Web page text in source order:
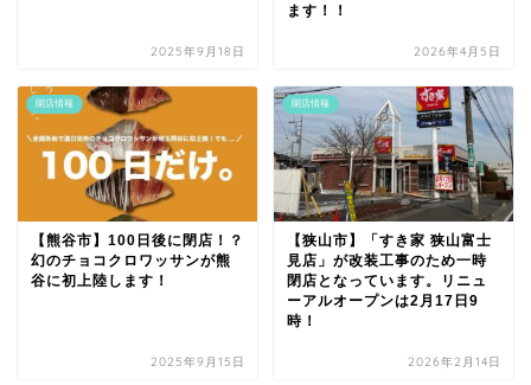
2025年9月18日
ます！！
2026年4月5日
開店情報
【熊谷市】100日後に閉店！？
幻のチョコクロワッサンが熊
谷に初上陸します！
2025年9月15日
開店情報
【狭山市】「すき家 狭山富士
見店」が改装工事のため一時
閉店となっています。リニュ
ーアルオープンは2月17日9
時！
2026年2月14日